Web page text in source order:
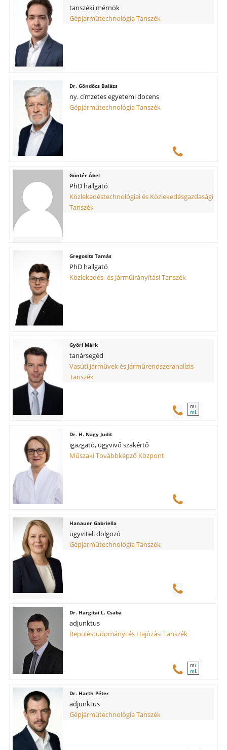
tanszéki mérnök
Gépjárműtechnológia Tanszék
Göndöcs Balázs
ny. címzetes egyetemi docens
Gépjárműtechnológia Tanszék
Göntér Ábel
PhD hallgató
Közlekedéstechnológiai és Közlekedésgazdasági
Tanszék
Gregosits Tamás
PhD hallgató
Közlekedés- és Járműirányítási Tanszék
Győri Márk
tanársegéd
Vasúti Járművek és Járműrendszeranalízis
Tanszék
mt
mt
H. Nagy Judit
igazgató, ügyvivő szakértő
Műszaki Továbbképző Központ
Hanauer Gabriella
ügyviteli dolgozó
Gépjárműtechnológia Tanszék
Hargitai L. Csaba
adjunktus
Repüléstudományi és Hajózási Tanszék
mt
mt
Harth Péter
adjunktus
Gépjárműtechnológia Tanszék